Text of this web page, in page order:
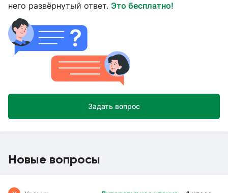
него развёрнутый ответ. Это бесплатно!
Задать вопрос
Новые вопросы